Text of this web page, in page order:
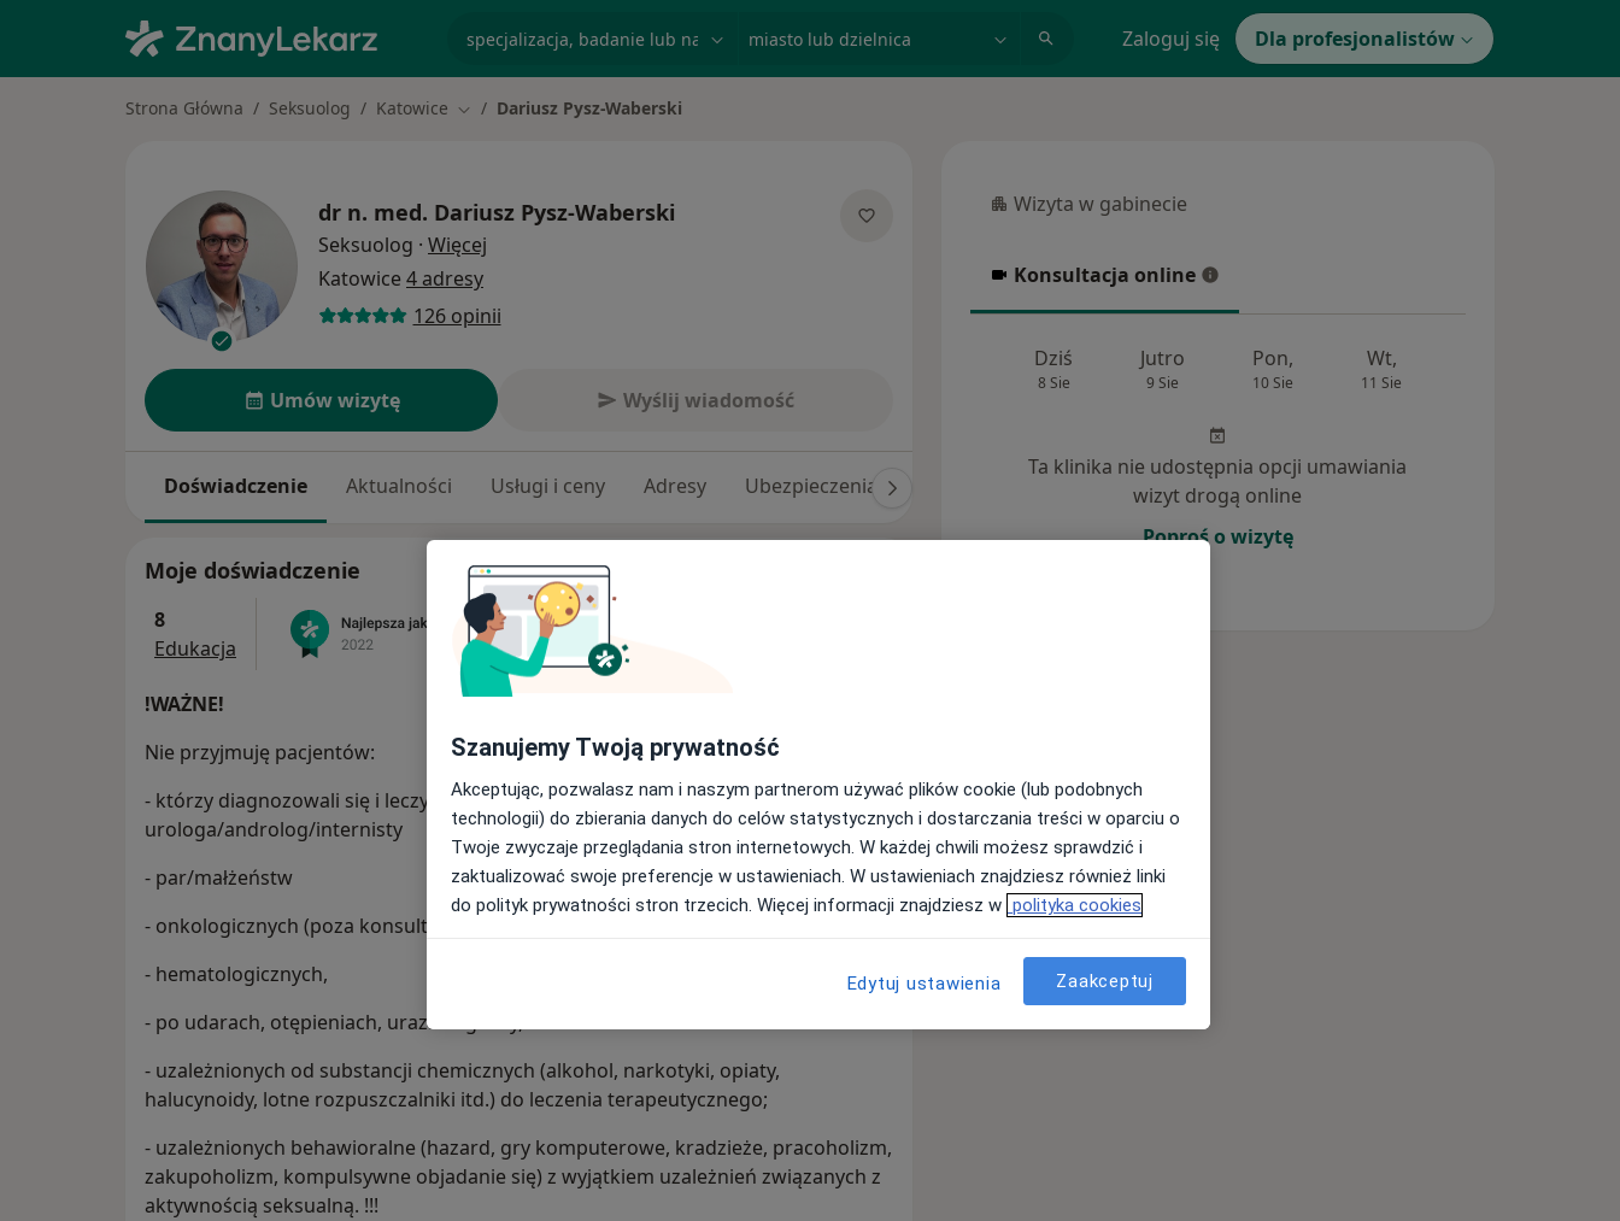
Zaloguj się Dla profesjonalistów
Strona Główna Seksuolog Katowice Zmień miasto
Dariusz Pysz-Waberski
dr n. med. Dariusz Pysz-Waberski
Seksuolog · Więcej
Katowice 4 adresy
126 opinii
Umów wizytę Wyślij wiadomość
Doświadczenie Aktualności Usługi i ceny Adresy Ubezpieczenia Odpowiedzi na pytania (176)
Moje doświadczenie
8
Edukacja
!WAŻNE!
Nie przyjmuję pacjentów:
- którzy diagnozowali się i leczyli/leczą dysfunkcje i zaburzenia seksualne u
urologa/androlog/internisty
- par/małżeństw
- onkologicznych (poza konsultacjami seksuologicznymi!),
- hematologicznych,
- po udarach, otępieniach, urazach głowy,
- uzależnionych od substancji chemicznych (alkohol, narkotyki, opiaty,
halucynoidy, lotne rozpuszczalniki itd.) do leczenia terapeutycznego;
- uzależnionych behawioralne (hazard, gry komputerowe, kradzieże, pracoholizm,
zakupoholizm, kompulsywne objadanie się) z wyjątkiem uzależnień związanych z
aktywnością seksualną. !!!
Wizyta w gabinecie
Wizyta w gabinecie
Konsultacja online
Konsultacja online
Dziś
8 Sie
Jutro
9 Sie
Pon,
10 Sie
Wt,
11 Sie
Ta klinika nie udostępnia opcji umawiania
wizyt drogą online
Poproś o wizytę
Szanujemy Twoją prywatność
Akceptując, pozwalasz nam i naszym partnerom używać plików cookie (lub podobnych
technologii) do zbierania danych do celów statystycznych i dostarczania treści w oparciu o
Twoje zwyczaje przeglądania stron internetowych. W każdej chwili możesz sprawdzić i
zaktualizować swoje preferencje w ustawieniach. W ustawieniach znajdziesz również linki
do polityk prywatności stron trzecich. Więcej informacji znajdziesz w polityka cookies
Edytuj ustawienia Zaakceptuj